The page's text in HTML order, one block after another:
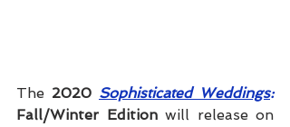
The 2020 Sophisticated Weddings:
Fall/Winter Edition will release on